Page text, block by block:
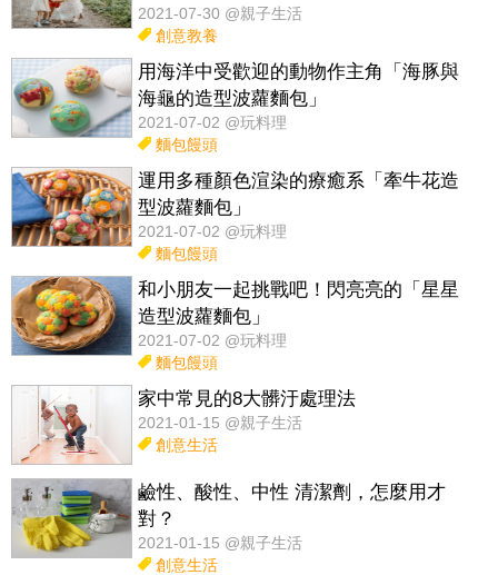
2021-07-30 @親子生活
創意教養
用海洋中受歡迎的動物作主角「海豚與
海龜的造型波蘿麵包」
2021-07-02 @玩料理
麵包饅頭
運用多種顏色渲染的療癒系「牽牛花造
型波蘿麵包」
2021-07-02 @玩料理
麵包饅頭
和小朋友一起挑戰吧！閃亮亮的「星星
造型波蘿麵包」
2021-07-02 @玩料理
麵包饅頭
家中常見的8大髒汙處理法
2021-01-15 @親子生活
創意生活
鹼性、酸性、中性 清潔劑，怎麼用才
對？
2021-01-15 @親子生活
創意生活